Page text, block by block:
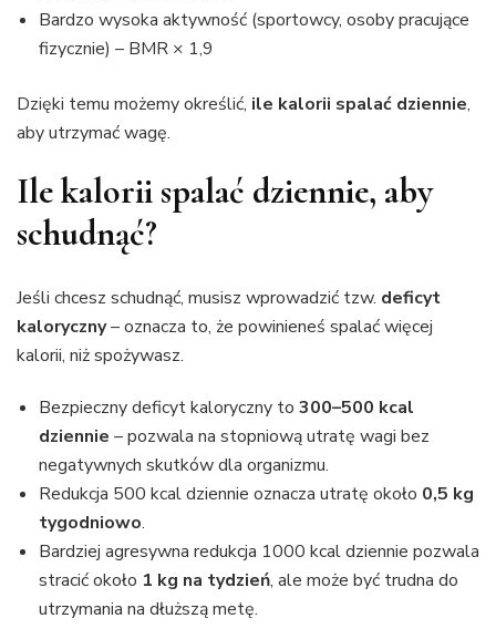
Bardzo wysoka aktywność (sportowcy, osoby pracujące
fizycznie) – BMR × 1,9
Dzięki temu możemy określić, ile kalorii spalać dziennie,
aby utrzymać wagę.
Ile kalorii spalać dziennie, aby
schudnąć?
Jeśli chcesz schudnąć, musisz wprowadzić tzw. deficyt
kaloryczny– oznacza to, że powinieneś spalać więcej
kalorii, niż spożywasz.
Bezpieczny deficyt kaloryczny to 300–500 kcal
dziennie – pozwala na stopniową utratę wagi bez
negatywnych skutków dla organizmu.
Redukcja 500 kcal dziennie oznacza utratę około 0,5 kg
tygodniowo.
Bardziej agresywna redukcja 1000 kcal dziennie pozwala
stracić około 1 kg na tydzień, ale może być trudna do
utrzymania na dłuższą metę.